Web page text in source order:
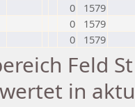
0
1579
0
1579
0 1579
Feld
in